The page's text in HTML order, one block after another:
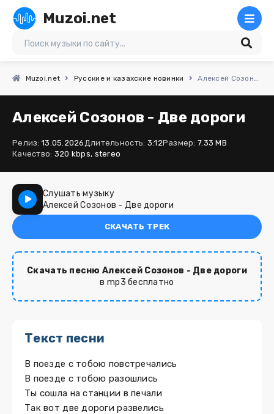
Muzoi.net
Muzoi.net Русские и казахские новинки Алексей Созонов - Две дороги
Алексей Созонов - Две дороги
Релиз: 13.05.2026Длительность: 3:12Размер: 7.33 MB
Качество: 320 kbps, stereo
Слушать музыку
Алексей Созонов - Две дороги
СКАЧАТЬ ТРЕК
Скачать песню Алексей Созонов - Две дороги
в mp3 бесплатно
Текст песни
В поезде с тобою повстречались
В поезде с тобою разошлись
Ты сошла на станции в печали
Так вот две дороги развелись